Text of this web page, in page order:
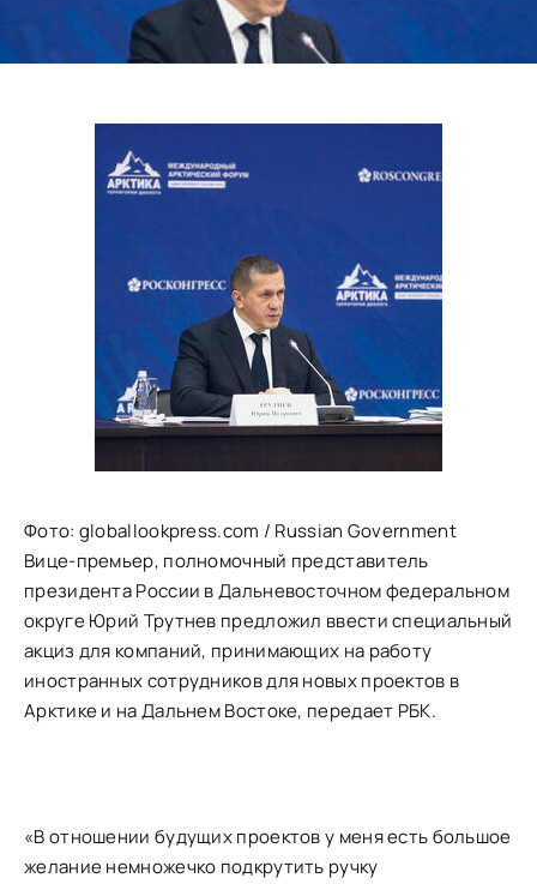
Фото: globallookpress.com / Russian Government
Вице-премьер, полномочный представитель
президента России в Дальневосточном федеральном
округе Юрий Трутнев предложил ввести специальный
акциз для компаний, принимающих на работу
иностранных сотрудников для новых проектов в
Арктике и на Дальнем Востоке, передает РБК.
«В отношении будущих проектов у меня есть большое
желание немножечко подкрутить ручку